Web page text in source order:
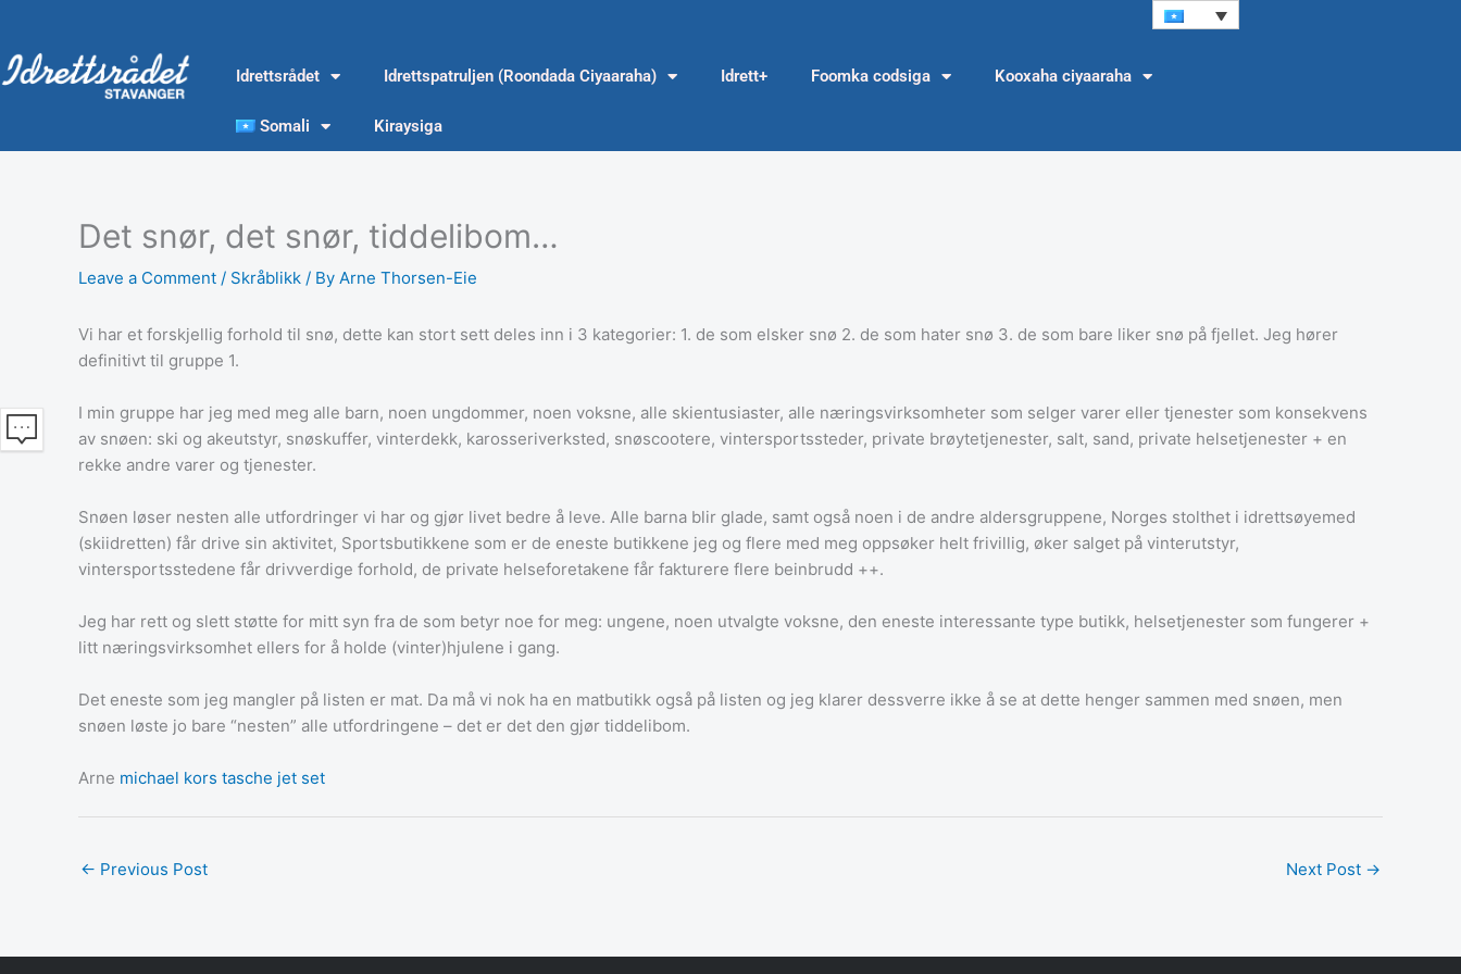
content
Idrettsrådet Idrettspatruljen (Roondada Ciyaaraha) Idrett+ Foomka codsiga Kooxaha ciyaaraha
Somali Kiraysiga
Det snør, det snør, tiddelibom…
Leave a Comment / Skråblikk / By Arne Thorsen-Eie
Vi har et forskjellig forhold til snø, dette kan stort sett deles inn i 3 kategorier: 1. de som elsker snø 2. de som hater snø 3. de som bare liker snø på fjellet. Jeg hører
definitivt til gruppe 1.
I min gruppe har jeg med meg alle barn, noen ungdommer, noen voksne, alle skientusiaster, alle næringsvirksomheter som selger varer eller tjenester som konsekvens
av snøen: ski og akeutstyr, snøskuffer, vinterdekk, karosseriverksted, snøscootere, vintersportssteder, private brøytetjenester, salt, sand, private helsetjenester + en
rekke andre varer og tjenester.
Snøen løser nesten alle utfordringer vi har og gjør livet bedre å leve. Alle barna blir glade, samt også noen i de andre aldersgruppene, Norges stolthet i idrettsøyemed
(skiidretten) får drive sin aktivitet, Sportsbutikkene som er de eneste butikkene jeg og flere med meg oppsøker helt frivillig, øker salget på vinterutstyr,
vintersportsstedene får drivverdige forhold, de private helseforetakene får fakturere flere beinbrudd ++.
Jeg har rett og slett støtte for mitt syn fra de som betyr noe for meg: ungene, noen utvalgte voksne, den eneste interessante type butikk, helsetjenester som fungerer +
litt næringsvirksomhet ellers for å holde (vinter)hjulene i gang.
Det eneste som jeg mangler på listen er mat. Da må vi nok ha en matbutikk også på listen og jeg klarer dessverre ikke å se at dette henger sammen med snøen, men
snøen løste jo bare “nesten” alle utfordringene – det er det den gjør tiddelibom.
Arne michael kors tasche jet set
← Previous Post Next Post →